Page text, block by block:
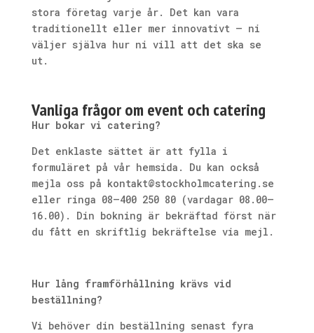
stora företag varje år. Det kan vara
traditionellt eller mer innovativt – ni
väljer själva hur ni vill att det ska se
ut.
Vanliga frågor om event och catering
Hur bokar vi catering?
Det enklaste sättet är att fylla i
formuläret på vår hemsida. Du kan också
mejla oss på kontakt@stockholmcatering.se
eller ringa 08–400 250 80 (vardagar 08.00–
16.00). Din bokning är bekräftad först när
du fått en skriftlig bekräftelse via mejl.
Hur lång framförhållning krävs vid
beställning?
Vi behöver din beställning senast fyra